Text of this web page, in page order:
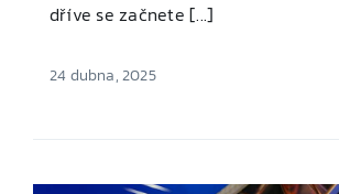
dříve se začnete [...]
24 dubna, 2025